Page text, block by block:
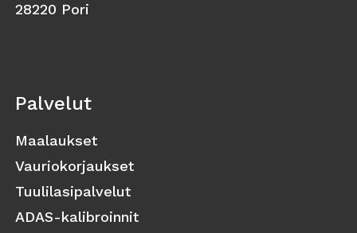
28220 Pori
Palvelut
Maalaukset
Vauriokorjaukset
Tuulilasipalvelut
ADAS-kalibroinnit